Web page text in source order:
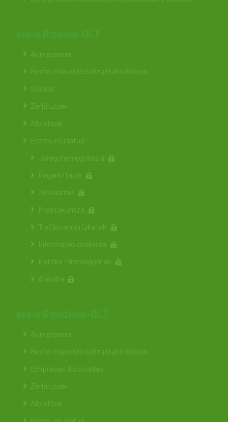
Aurkezpena
Beste erakunde batzuetako kideak
Socios
Zerbitzuak
Albisteak
Eremu mugatua
Jaiegunen egutegia
Iragarki taula
Zirkularrak
Prestakuntza
Trafiko-murrizketak
Informazio orokorra
Esteka interesgarriak
Araudia
Aurkezpena
Beste erakunde batzuetako kideak
Empresas Asociadas
Zerbitzuak
Albisteak